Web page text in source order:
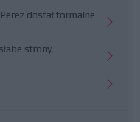
dostał formalne
strony